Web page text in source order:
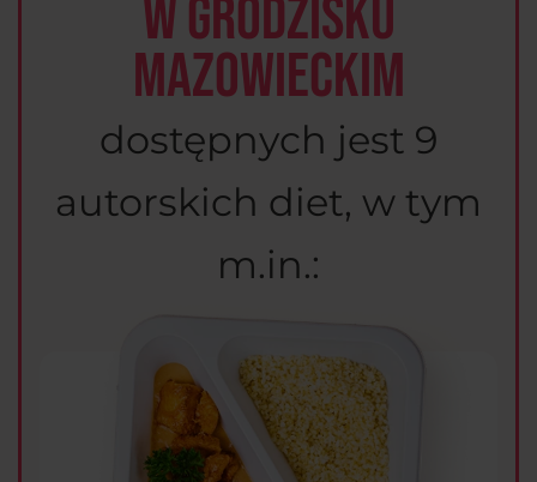
w Grodzisku
Mazowieckim
dostępnych jest 9
autorskich diet, w tym
m.in.: